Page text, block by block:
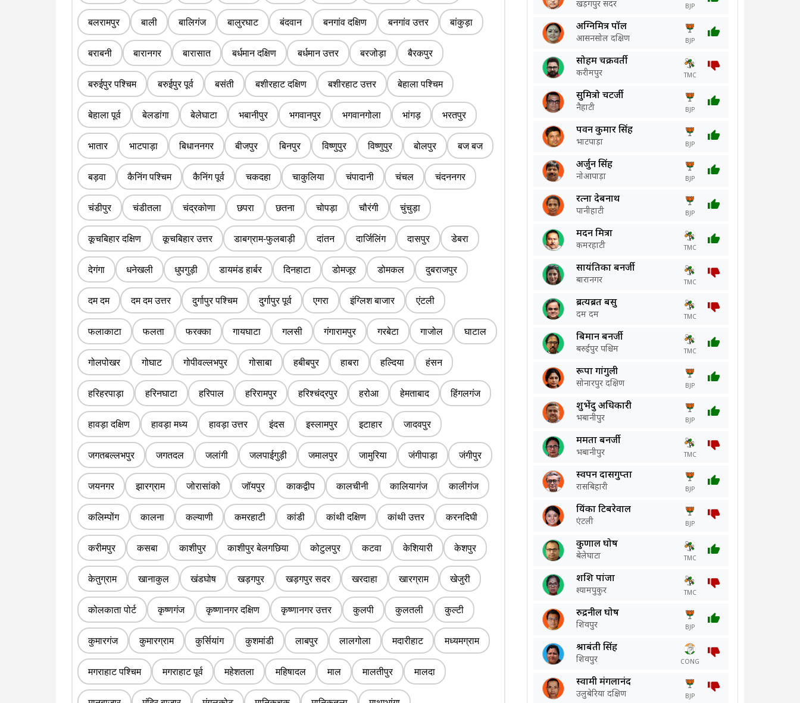
बलरामपुर बाली बालिगंज बालुरघाट बंदवान बनगांव दक्षिण बनगांव उत्तर बांकुड़ा
बराबनी बारानगर बारासात बर्धमान दक्षिण बर्धमान उत्तर बरजोड़ा बैरकपुर
बरुईपुर पश्चिम बरुईपुर पूर्व बसंती बशीरहाट दक्षिण बशीरहाट उत्तर बेहाला पश्चिम
बेहाला पूर्व बेलडांगा बेलेघाटा भबानीपुर भगवानपुर भगवानगोला भांगड़ भरतपुर
भातार भाटपाड़ा बिधाननगर बीजपुर बिनपुर विष्णुपुर विष्णुपुर बोलपुर बज बज
बड़वा कैनिंग पश्चिम कैनिंग पूर्व चकदहा चाकुलिया चंपादानी चंचल चंदननगर
चंडीपुर चंडीतला चंद्रकोणा छपरा छतना चोपड़ा चौरंगी चुंचुड़ा
कूचबिहार दक्षिण कूचबिहार उत्तर डाबग्राम-फुलबाड़ी दांतन दार्जिलिंग दासपुर डेबरा
देगंगा धनेखली धुपगुड़ी डायमंड हार्बर दिनहाटा डोमजूर डोमकल दुबराजपुर
दम दम दम दम उत्तर दुर्गापुर पश्चिम दुर्गापुर पूर्व एगरा इंग्लिश बाजार एंटली
फलाकाटा फलता फरक्का गायघाटा गलसी गंगारामपुर गरबेटा गाजोल घाटाल
गोलपोखर गोघाट गोपीवल्लभपुर गोसाबा हबीबपुर हाबरा हल्दिया हंसन
हरिहरपाड़ा हरिनघाटा हरिपाल हरिरामपुर हरिश्चंद्रपुर हरोआ हेमताबाद हिंगलगंज
हावड़ा दक्षिण हावड़ा मध्य हावड़ा उत्तर इंदस इस्लामपुर इटाहार जादवपुर
जगतबल्लभपुर जगतदल जलांगी जलपाईगुड़ी जमालपुर जामुरिया जंगीपाड़ा जंगीपुर
जयनगर झारग्राम जोरासांको जॉयपुर काकद्वीप कालचीनी कालियागंज कालीगंज
कलिम्पोंग कालना कल्याणी कमरहाटी कांडी कांथी दक्षिण कांथी उत्तर करनदिघी
करीमपुर कसबा काशीपुर काशीपुर बेलगछिया कोटुलपुर कटवा केशियारी केशपुर
केतुग्राम खानाकुल खंडघोष खड़गपुर खड़गपुर सदर खरदाहा खारग्राम खेजुरी
कोलकाता पोर्ट कृष्णगंज कृष्णानगर दक्षिण कृष्णानगर उत्तर कुलपी कुलतली कुल्टी
कुमारगंज कुमारग्राम कुर्सियांग कुशमांडी लाबपुर लालगोला मदारीहाट मध्यमग्राम
मगराहाट पश्चिम मगराहाट पूर्व महेशतला महिषादल माल मालतीपुर मालदा